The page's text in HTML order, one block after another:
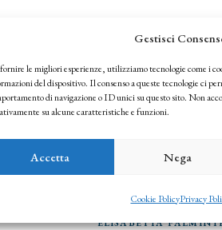
Gestisci
le migliori esperienze, utilizziamo tecnologie come i
del dispositivo. Il consenso a queste tecnologie ci
di navigazione o ID unici su questo sito. Non
su alcune caratteristiche e funzioni.
Accetta Nega
Cookie PolicyPrivacy
IL MONDO DELL'ARTE
ELISABETTA